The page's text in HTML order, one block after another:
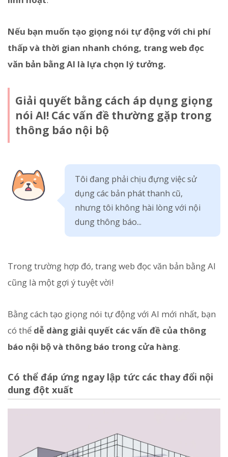
Nếu bạn muốn tạo giọng nói tự động với chi phí
thấp và thời gian nhanh chóng, trang web đọc
văn bản bằng AI là lựa chọn lý tưởng.
Giải quyết bằng cách áp dụng giọng
nói AI! Các vấn đề thường gặp trong
thông báo nội bộ
Tôi đang phải chịu đựng việc sử
dụng các bản phát thanh cũ,
nhưng tôi không hài lòng với nội
dung thông báo...
Trong trường hợp đó, trang web đọc văn bản bằng AI
cũng là một gợi ý tuyệt vời!
Bằng cách tạo giọng nói tự động với AI mới nhất, bạn
có thể dễ dàng giải quyết các vấn đề của thông
báo nội bộ và thông báo trong cửa hàng.
Có thể đáp ứng ngay lập tức các thay đổi nội
dung đột xuất